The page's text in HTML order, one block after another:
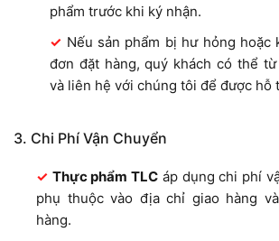
phẩm trước khi ký nhận.
Nếu sản phẩm bị hư hỏng hoặc
đơn đặt hàng, quý khách có thể
và liên hệ với chúng tôi để được hỗ
3. Chi Phí Vận Chuyển
Thực phẩm TLC áp dụng chi phí
phụ thuộc vào địa chỉ giao hàng
hàng.